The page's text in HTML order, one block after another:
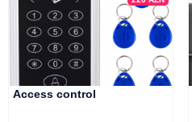
Access control